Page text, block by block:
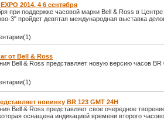
2014, 4 6 сентября
при поддержке часовой марки Bell & Ross в
3" пройдет девятая международная выставка
от Bell & Ross
Bell & Ross представляет новую версию часов BR
новинку BR 123 GMT 24H
Bell & Ross представляет свое очередное
оснащена индикацией времени второго